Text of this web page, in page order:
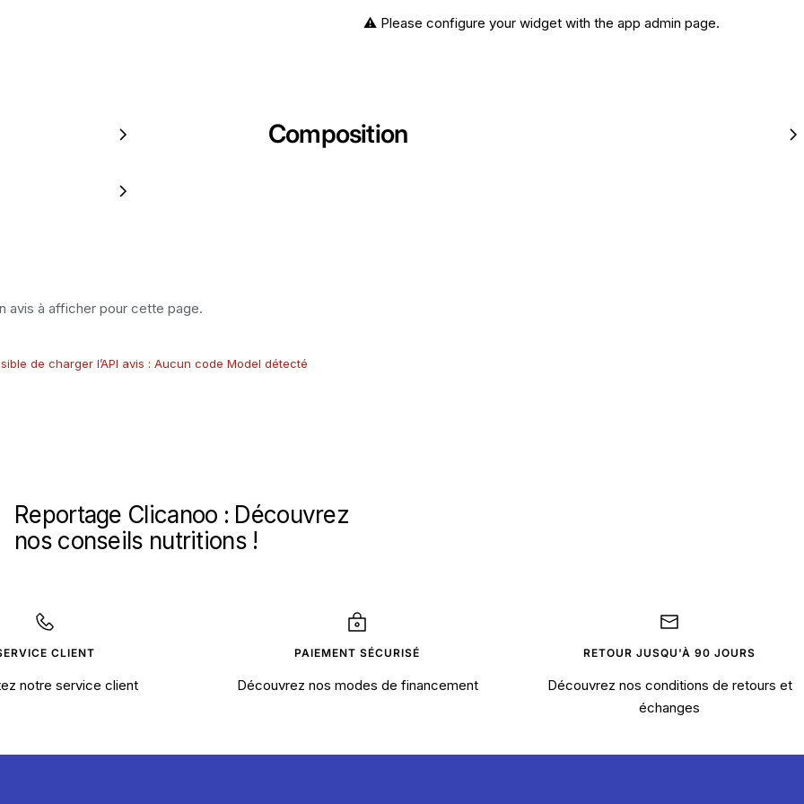
⚠️ Please configure your widget with the app admin page.
Composition
avis à afficher pour cette page.
de charger l’API avis : Aucun code Model détecté
Reportage Clicanoo : Découvrez
nos conseils nutritions !
CLIENT
notre service client
PAIEMENT SÉCURISÉ
Découvrez nos modes de financement
RETOUR JUSQU'À 90 JOURS
Découvrez nos conditions de retours et
échanges